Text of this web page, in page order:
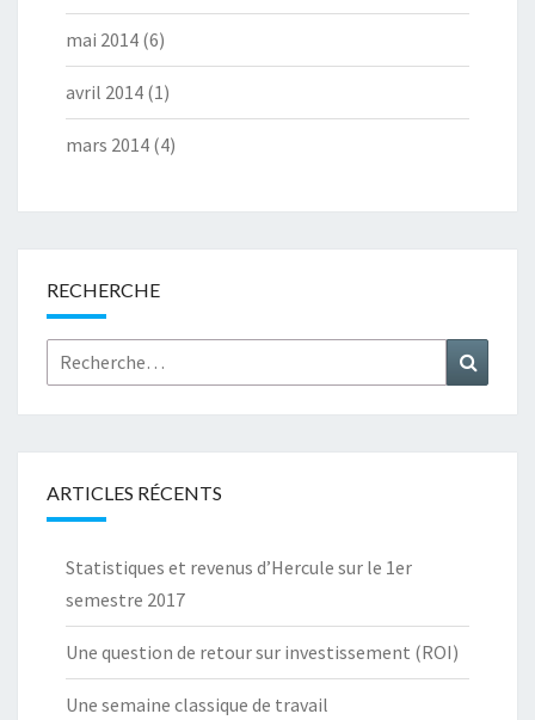
mai 2014 (6)
avril 2014 (1)
mars 2014 (4)
RECHERCHE
Rechercher :
ARTICLES RÉCENTS
Statistiques et revenus d’Hercule sur le 1er
semestre 2017
Une question de retour sur investissement (ROI)
Une semaine classique de travail